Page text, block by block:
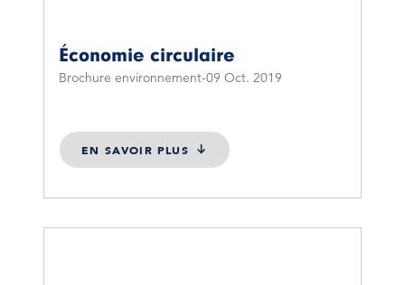
Économie circulaire
Brochure environnement 09 Oct. 2019
EN SAVOIR PLUS